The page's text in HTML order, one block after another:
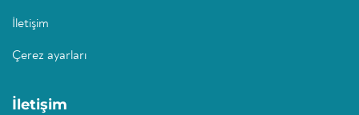
İletişim
Çerez ayarları
İletişim